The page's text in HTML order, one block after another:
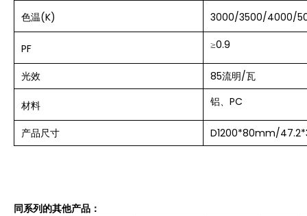
色温(K) 3000/3500/4000/
PF ≥0.9
光效 85流明/瓦
材料 铝、PC
产品尺寸 D1200*80mm/
同系列的其他产品：